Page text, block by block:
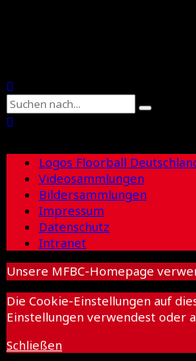
Logos Floorball
Videosammlungen
Bildersammlungen
Impressum
Datenschutz
Intranet
Unsere MFBC-Homepage
Die Cookie-Einstellungen auf
Einstellungen verwendest oder
Schließen